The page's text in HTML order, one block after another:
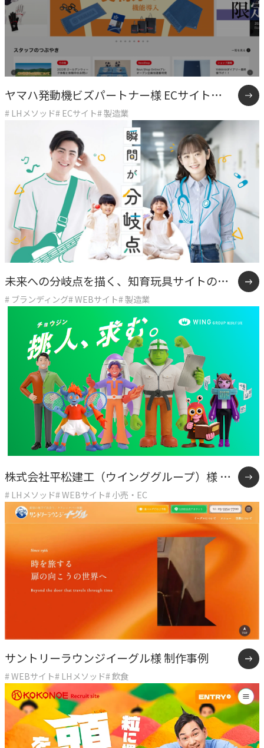
CASE
事例紹介
NEWS
お知らせ
BLOG
ブログ
CONTACT
お問い合わせ
ヤマハ発動機ビズパートナー様 ECサイト
「Revs Shop Online」制作事例
# LHメソッド# ECサイト# 製造業
未来への分岐点を描く、知育玩具サイトの逆
張り戦略
# ブランディング# WEBサイト# 製造業
株式会社平松建工（ウインググループ）様 採
用サイト制作事例
# LHメソッド# WEBサイト# 小売・EC
サントリーラウンジイーグル様 制作事例
# WEBサイト# LHメソッド# 飲食